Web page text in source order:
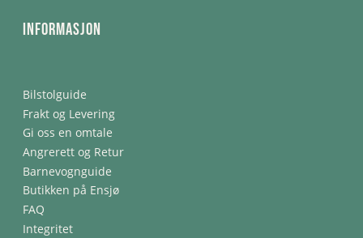
Informasjon
Bilstolguide
Frakt og Levering
Gi oss en omtale
Angrerett og Retur
Barnevognguide
Butikken på Ensjø
FAQ
Integritet